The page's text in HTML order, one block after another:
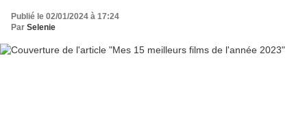
Publié le 02/01/2024 à 17:24
Par Selenie